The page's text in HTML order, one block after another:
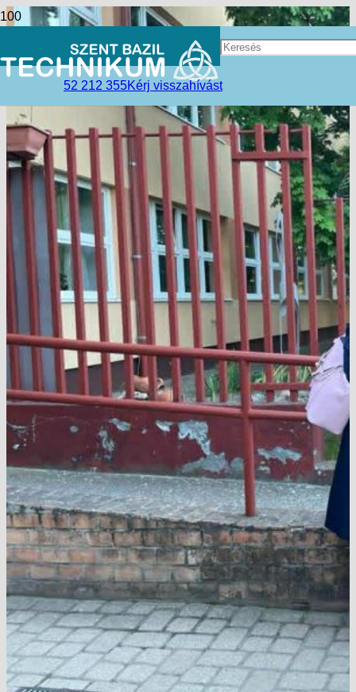
52 212 355Kérj visszahívást